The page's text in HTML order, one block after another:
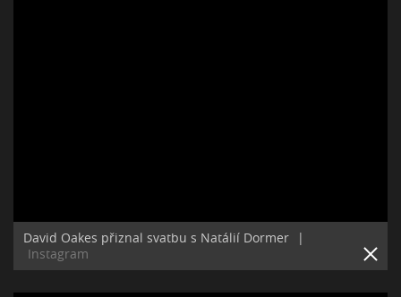
David Oakes přiznal svatbu s Natálií Dormer
|
Instagram